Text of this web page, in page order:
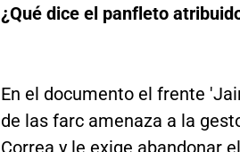
¿Qué dice el panfleto
En el documento el frente
de las farc amenaza a la
Correa y le exige abandonar